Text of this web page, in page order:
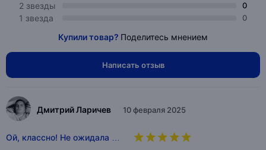
2 звезды 0
1 звезда 0
Купили товар? Поделитесь мнением
Написать отзыв
Дмитрий Ларичев 10 февраля 2025
Ой, классно! Не ожидала …